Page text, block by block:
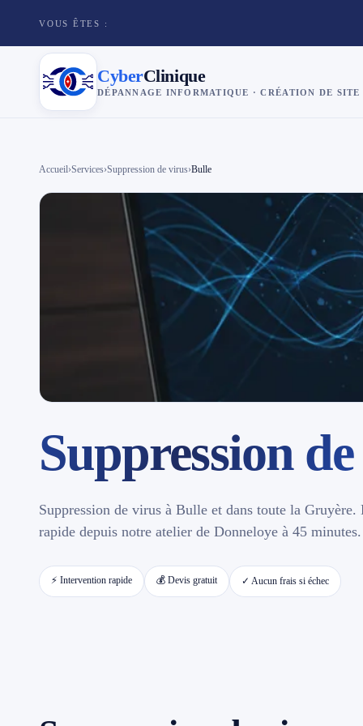
VOUS ÊTES :
CyberClinique
DÉPANNAGE INFORMATIQUE · CRÉATION DE SITE
Réparation téléphone
📍 LOCALITÉS DESSERVIES
Région d'Yverdon 6
Accueil›Services›Suppression de virus›Bulle
Suppression
Suppression de virus à Bulle et dans toute la
rapide depuis notre atelier de Donneloye à 45 minutes.
⚡ Intervention rapide 💰 Devis gratuit ✓ Aucun frais si échec